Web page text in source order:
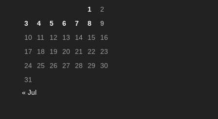
1
2
3
4 5 6 7 8
9
10
11 12 13 14 15
16
17
18 19 20 21 22
23
24
25 26 27 28 29
30
31
« Jul